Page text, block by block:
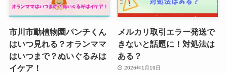
市川市動植物園パンチくん
はいつ見れる？オランママ
はいつまで？ぬいぐるみは
イケア！
メルカリ取引エラー発送で
きないと話題に！対処法は
ある？
2026年1月19日